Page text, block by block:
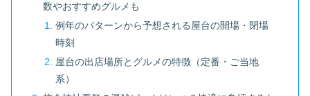
数やおすすめグルメも
例年のパターンから予想される屋台の開場・閉場
時刻
屋台の出店場所とグルメの特徴（定番・ご当地
系）